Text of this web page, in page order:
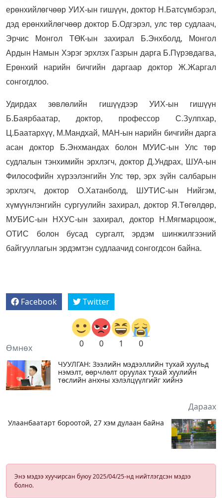
ерөнхийлөгчөөр УИХ-ын гишүүн, доктор Н.Батсүмбэрэл,
дэд ерөнхийлөгчөөр доктор Б.Одгэрэл, улс төр судлаач,
Эрчис Монгол ТӨК-ын захирал Б.Энхболд, Монгол
Ардын Намын Хэрэг эрхлэх Газрын дарга Б.Пүрэвдагва,
Ерөнхий нарийн бичгийн даргаар доктор Ж.Жаргал
сонгогдлоо.
Удирдах зөвлөлийн гишүүдээр УИХ-ын гишүүн
Б.Баярбаатар, доктор, профессор С.Зулпхар,
Ц.Баатархүү, М.Мандхай, МАН-ын нарийн бичгийн дарга
асан доктор Б.Энхмандах болон МУИС-ын Улс төр
судлалын тэнхимийн эрхлэгч, доктор Д.Ундрах, ШУА-ын
Философийн хүрээлэнгийн Улс төр, эрх зүйн салбарын
эрхлэгч, доктор О.Хатанболд, ШУТИС-ын Нийгэм,
хүмүүнлэнгийн сургуулийн захирал, доктор Я.Төгөлдөр,
МУБИС-ын НХУС-ын захирал, доктор Н.Мягмарцоож,
ОТИС болон бусад сургалт, эрдэм шинжилгээний
байгууллагын эрдэмтэн судлаачид сонгогдсон байна.
Facebook Twitter
0 0 1 0
Өмнөх
ЧУУЛГАН: Зээлийн мэдээллийн тухай хуульд
нэмэлт, өөрчлөлт оруулах тухай хуулийн
төслийн анхны хэлэлцүүлгийг хийнэ
Дараах
Улаанбаатарт бороотой, 27 хэм дулаан байна
Энэ мэдээ хуучирсан буюу 2025/04/25-нд нийтлэгдсэн мэдээ
болно.